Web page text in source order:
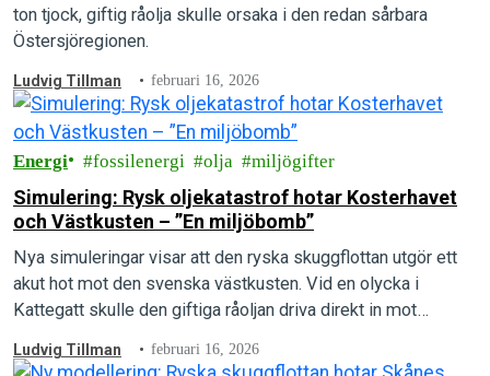
ton tjock, giftig råolja skulle orsaka i den redan sårbara
Östersjöregionen.
Ludvig Tillman februari 16, 2026
Energi fossilenergi olja miljögifter
Simulering: Rysk oljekatastrof hotar Kosterhavet
och Västkusten – ”En miljöbomb”
Nya simuleringar visar att den ryska skuggflottan utgör ett
akut hot mot den svenska västkusten. Vid en olycka i
Kattegatt skulle den giftiga råoljan driva direkt in mot
Ludvig Tillman februari 16, 2026